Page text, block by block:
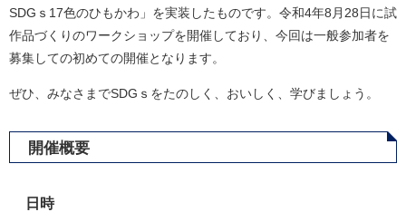
SDGｓ17色のひもかわ」を実装したものです。令和4年8月28日に試
作品づくりのワークショップを開催しており、今回は一般参加者を
募集しての初めての開催となります。
ぜひ、みなさまでSDGｓをたのしく、おいしく、学びましょう。
開催概要
日時